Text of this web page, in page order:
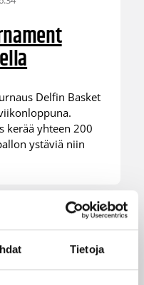
Tietoja
Delfin Basket
kerää yhteen 200
ystäviä niin